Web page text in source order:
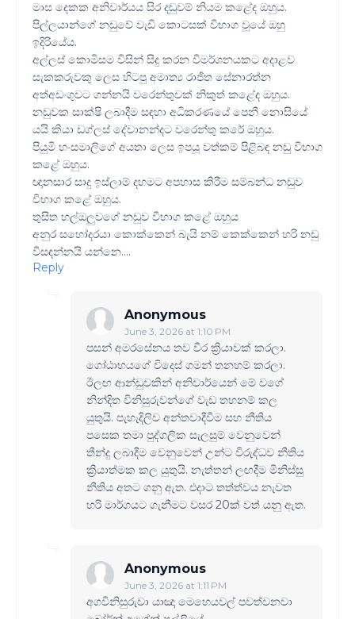
මාස දෙකක අනිවාර්යය සිර දඬුවම් නියම කළේද ඔහුය.
පිල්ලයාන්ගේ නඩුවේ වැඩි කොටසක් විභාග වූයේ ඔහු
ඉදිරියේය.
අල්ලස් කොමිසම විසින් සිදු කරන විමර්ශනයකට අදාළව
සැකකරුවකු ලෙස හිටපු අමාත්‍ය රාජිත සේනාරත්න
අත්අඩංගුවට ගන්නයි වරෙන්තුවක් නිකුත් කළේද ඔහුය.
නඩුවක සාක්ෂි ලබාදීම සඳහා අධිකරණයේ පෙනී නොසියේ
යයි කියා ඩග්ලස් දේවානන්දට වරෙන්තු කරේ ඔහුය.
පියුමි හංසමාලිගේ අයතා ලෙස ඉපයූ වත්කම් පිළිබඳ නඩු විභාග
කළේ ඔහුය.
ඥානසාර සාදු ඉස්ලාම් දහමට අපහාස කිරීම සම්බන්ධ නඩුව
විභාග කළේ ඔහුය.
තුසිත හල්ඔලුවගේ නඩුව විභාග කළේ ඔහුය
අනුර සහෝදරයා කොක්කෙන් බැයි නම් කෙක්කෙන් හරි නඩු
විසඳන්නයි යන්නෙ....
Reply
Anonymous
June 3, 2026 at 1:10 PM
පසන් අමරසේනය තව වීර ක්‍රියාවක් කරලා.
ගෝඨාභයගේ විදෙස් ගමන් තනහම් කරලා.
ඊලඟ ආන්ඩුවකින් අනිවාර්යෙන් මේ වගේ
නින්දිත විනිසුරුවන්ගේ වැඩ තහනම් කල
යුතුයි. පැහැදිලිව අන්තවාදීවීම සහ නීතිය
පසෙක තමා පුද්ගලික සැලසුම් වෙනුවෙන්
තීන්දු ලබාදීම වෙනුවෙන් උන්ට විරුද්ධව නීතිය
ක්‍රියාත්මක කල යුතුයි. නැත්තන් ලඟදීම මිනිස්සු
නීතිය අතට ගනු ඇත. එදාට තත්ත්වය නැවත
හරි මාර්ගයට ගැනීමට වසර 20ක් වත් යනු ඇත.
Anonymous
June 3, 2026 at 1:11 PM
අගවිනිසුරුවා යාඤා මෙහෙයවල් පවත්වනවා